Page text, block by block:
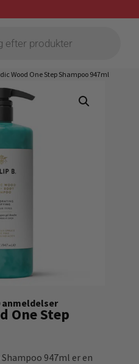
Wood One Step Shampoo 947ml
anmeldelser
One Step
947ml er en